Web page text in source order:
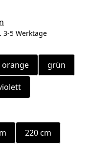
3-5 Werktage
orange grün
220 cm